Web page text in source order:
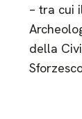
– tra cui
della